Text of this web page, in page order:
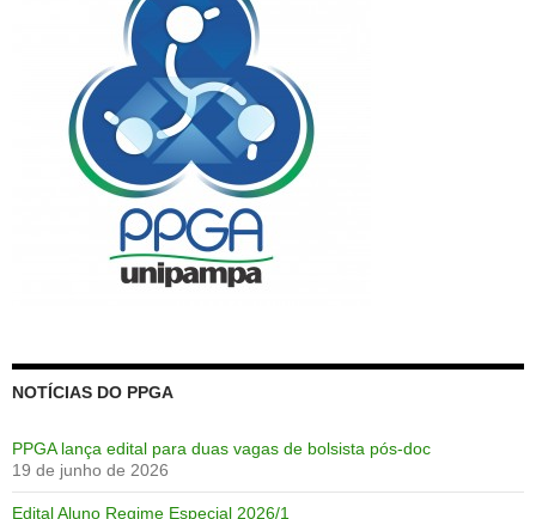
NOTÍCIAS DO PPGA
PPGA lança edital para duas vagas de bolsista pós-doc
19 de junho de 2026
Edital Aluno Regime Especial 2026/1